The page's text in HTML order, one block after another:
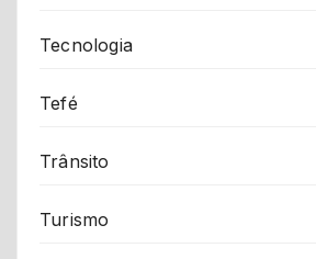
Tecnologia
Tefé
Trânsito
Turismo